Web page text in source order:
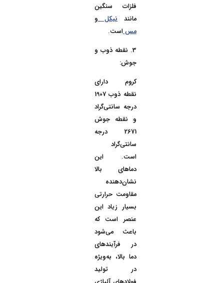
فلزات سنگین
مانندنیکلو
مساست.
3. نقطه ذوب و
جوش:
کروم دارای
نقطه ذوب 1907
درجه سانتی‌گراد
و نقطه جوش
2671 درجه
سانتی‌گراد
است. این
دماهای بالا
نشان‌دهنده
مقاومت حرارتی
بسیار زیاد این
عنصر است که
باعث می‌شود
در فرآیندهای
دما بالا، به‌ویژه
در تولید